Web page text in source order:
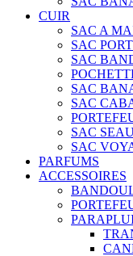
CUIR
SAC A
SAC
SAC
SAC
SAC
SAC
SAC
PARFUMS
ACCESSOIRES